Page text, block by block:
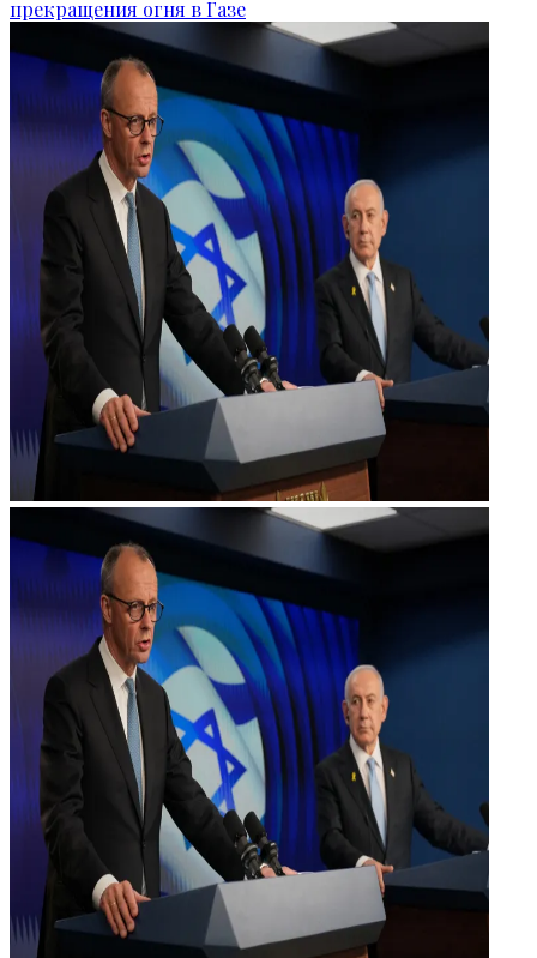
прекращения огня в Газе